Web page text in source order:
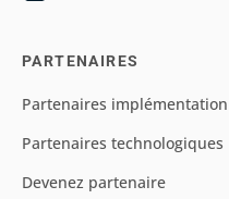
PARTENAIRES
Partenaires implémentation
Partenaires technologiques
Devenez partenaire